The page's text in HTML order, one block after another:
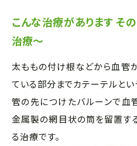
こんな治療があります
治療～
太ももの付け根などから血管
ている部分までカテーテルとい
管の先につけたバルーンで血
金属製の網目状の筒を留置す
る治療です。